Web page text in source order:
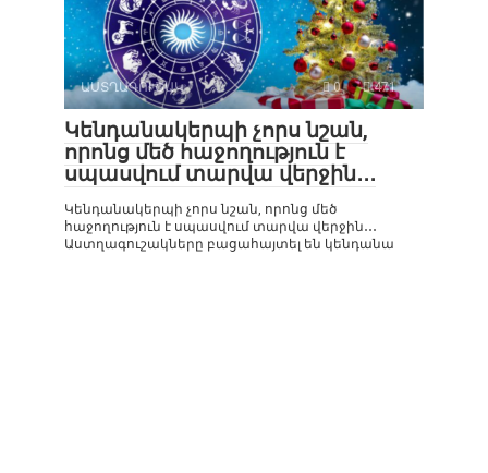
ԱՍՏՂԱԳՈՒՇԱԿ 0 471
Կենդանակերպի չորս նշան,
որոնց մեծ հաջողություն է
սպասվում տարվա վերջին․․․
Կենդանակերպի չորս նշան, որոնց մեծ
հաջողություն է սպասվում տարվա վերջին․․․
Աստղագուշակները բացահայտել են կենդանա